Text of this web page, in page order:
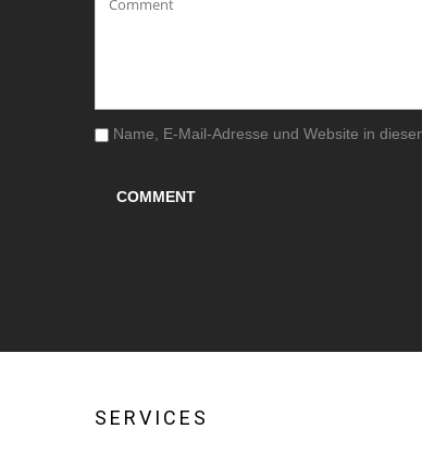
Name, E-Mail-Adresse und Website in
SERVICES